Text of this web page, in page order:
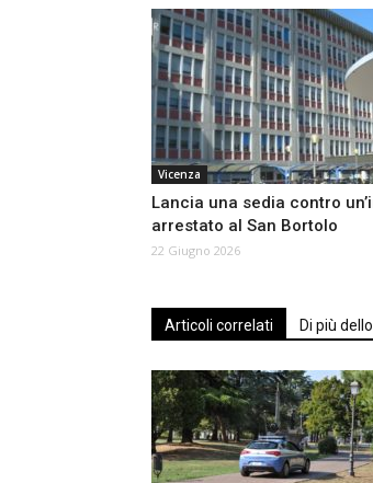
Vicenza
Lancia una sedia contro
arrestato al San Bortolo
22 Giugno 2026
Articoli correlati Di più